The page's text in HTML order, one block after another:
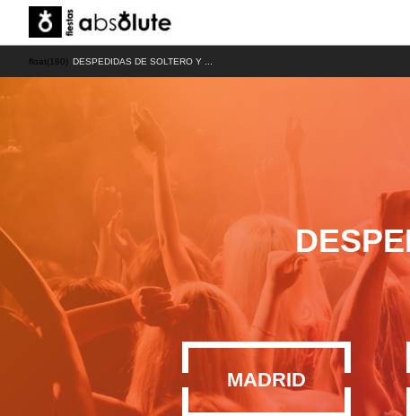
float(180) DESPEDIDAS DE SOLTERO Y ...
MADRID